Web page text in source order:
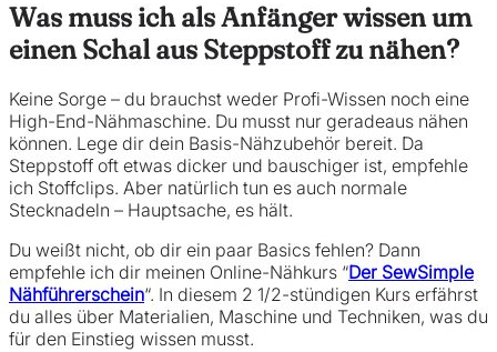
Was muss ich als Anfänger wissen um
einen Schal aus Steppstoff zu nähen?
Keine Sorge – du brauchst weder Profi-Wissen noch eine
High-End-Nähmaschine. Du musst nur geradeaus nähen
können. Lege dir dein Basis-Nähzubehör bereit. Da
Steppstoff oft etwas dicker und bauschiger ist, empfehle
ich Stoffclips. Aber natürlich tun es auch normale
Stecknadeln – Hauptsache, es hält.
Du weißt nicht, ob dir ein paar Basics fehlen? Dann
empfehle ich dir meinen Online-Nähkurs “Der SewSimple
Nähführerschein“. In diesem 2 1/2-stündigen Kurs erfährst
du alles über Materialien, Maschine und Techniken, was du
für den Einstieg wissen musst.